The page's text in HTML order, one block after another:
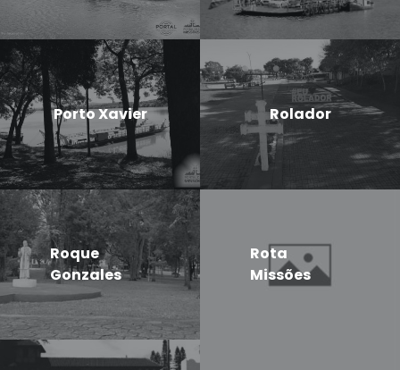
Porto Xavier Rolador
Roque
Gonzales
Rota
Missões